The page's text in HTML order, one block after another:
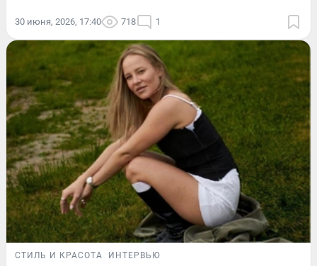
30 июня, 2026, 17:40 718 1
СТИЛЬ И КРАСОТА ИНТЕРВЬЮ